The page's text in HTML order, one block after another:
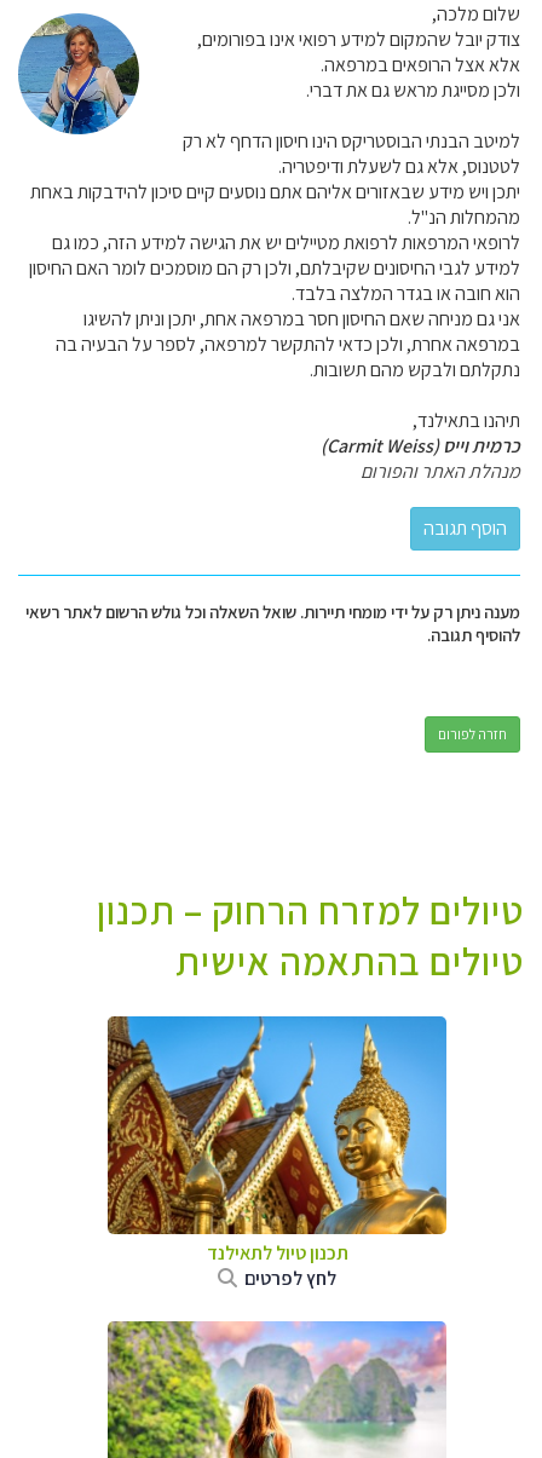
שלום מלכה,
צודק יובל שהמקום למידע רפואי אינו בפורומים,
אלא אצל הרופאים במרפאה.
ולכן מסייגת מראש גם את דברי.
למיטב הבנתי הבוסטריקס הינו חיסון הדחף לא רק
לטטנוס, אלא גם לשעלת ודיפטריה.
יתכן ויש מידע שבאזורים אליהם אתם נוסעים קיים סיכון להידבקות באחת
מהמחלות הנ"ל.
לרופאי המרפאות לרפואת מטיילים יש את הגישה למידע הזה, כמו גם
למידע לגבי החיסונים שקיבלתם, ולכן רק הם מוסמכים לומר האם החיסון
הוא חובה או בגדר המלצה בלבד.
אני גם מניחה שאם החיסון חסר במרפאה אחת, יתכן וניתן להשיגו
במרפאה אחרת, ולכן כדאי להתקשר למרפאה, לספר על הבעיה בה
נתקלתם ולבקש מהם תשובות.
תיהנו בתאילנד,
כרמית וייס (Carmit Weiss)
מנהלת האתר והפורום
מענה ניתן רק על ידי מומחי תיירות. שואל השאלה וכל גולש הרשום לאתר רשאי
להוסיף תגובה.
חזרה לפורום
טיולים למזרח הרחוק – תכנון
טיולים בהתאמה אישית
תכנון טיול לתאילנד
לחץ לפרטים